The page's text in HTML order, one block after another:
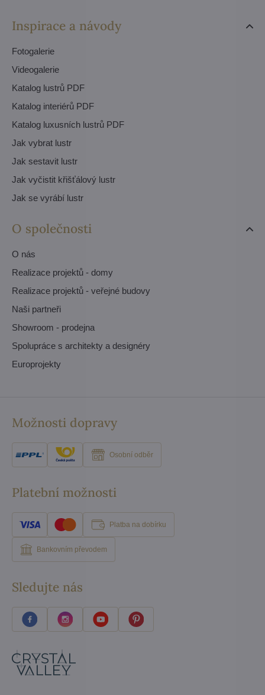
Inspirace a návody
Fotogalerie
Videogalerie
Katalog lustrů PDF
Katalog interiérů PDF
Katalog luxusních lustrů PDF
Jak vybrat lustr
Jak sestavit lustr
Jak vyčistit křišťálový lustr
Jak se vyrábí lustr
O společnosti
O nás
Realizace projektů - domy
Realizace projektů - veřejné budovy
Naši partneři
Showroom - prodejna
Spolupráce s architekty a designéry
Europrojekty
Možnosti dopravy
Osobní odběr
Platební možnosti
Platba na dobírku
Bankovním převodem
Sledujte nás